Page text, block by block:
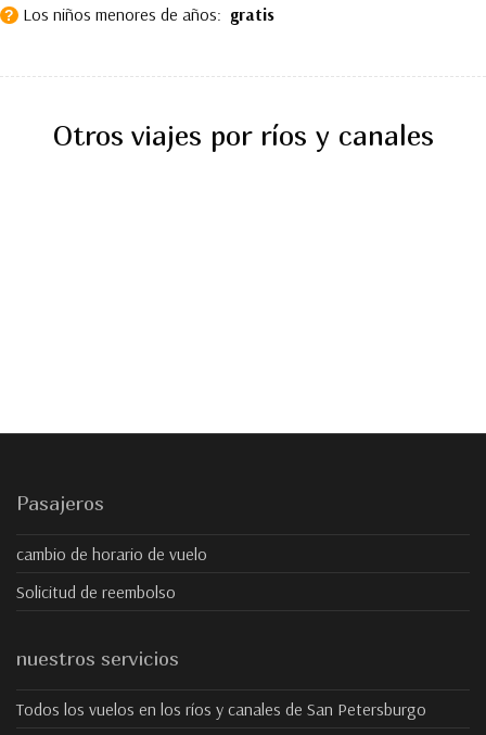
? Los niños menores de años: gratis
Otros viajes por ríos y canales
Pasajeros
cambio de horario de vuelo
Solicitud de reembolso
nuestros servicios
Todos los vuelos en los ríos y canales de San Petersburgo